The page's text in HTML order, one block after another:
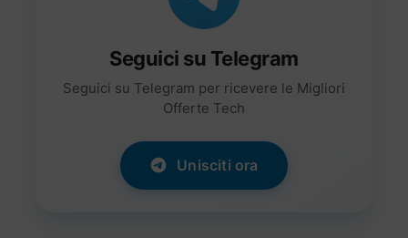
Seguici su Telegram
Seguici su Telegram per ricevere le Migliori
Offerte Tech
Unisciti ora